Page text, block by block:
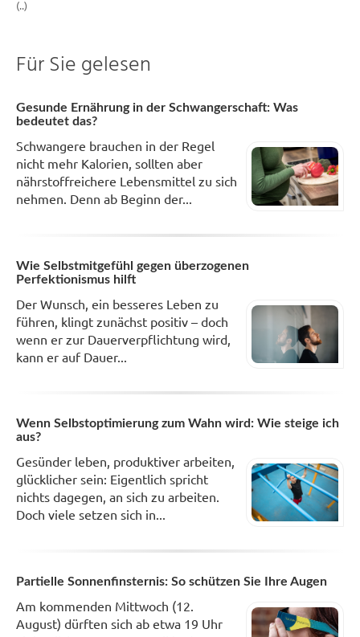
(..)
Für Sie gelesen
Gesunde Ernährung in der Schwangerschaft: Was
bedeutet das?
Schwangere brauchen in der Regel
nicht mehr Kalorien, sollten aber
nährstoffreichere Lebensmittel zu sich
nehmen. Denn ab Beginn der...
Wie Selbstmitgefühl gegen überzogenen
Perfektionismus hilft
Der Wunsch, ein besseres Leben zu
führen, klingt zunächst positiv – doch
wenn er zur Dauerverpflichtung wird,
kann er auf Dauer...
Wenn Selbstoptimierung zum Wahn wird: Wie steige ich
aus?
Gesünder leben, produktiver arbeiten,
glücklicher sein: Eigentlich spricht
nichts dagegen, an sich zu arbeiten.
Doch viele setzen sich in...
Partielle Sonnenfinsternis: So schützen Sie Ihre Augen
Am kommenden Mittwoch (12.
August) dürften sich ab etwa 19 Uhr